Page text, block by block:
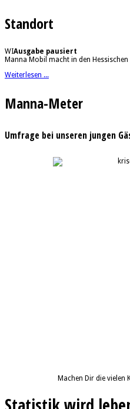
Standort
WIAusgabe pausiert
Manna Mobil macht in den
Weiterlesen ...
Manna-Meter
Umfrage bei unseren jungen
Machen Dir die vielen